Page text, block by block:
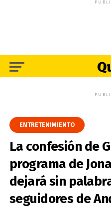
ENTRETENIMIENTO
La confesión de
programa de
dejará sin
seguidores de